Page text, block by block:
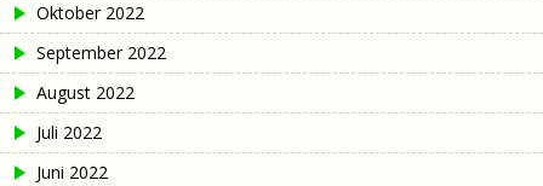
Oktober 2022
September 2022
August 2022
Juli 2022
Juni 2022